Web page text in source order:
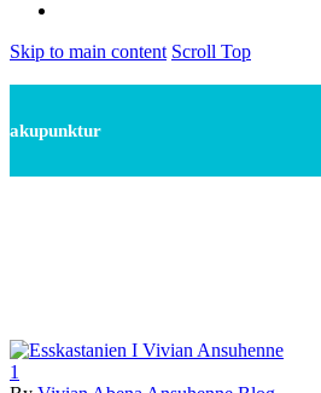
Skip to main content Scroll Top
akupunktur
1